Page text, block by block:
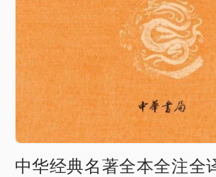
media
1
中华经典名著全本全注全